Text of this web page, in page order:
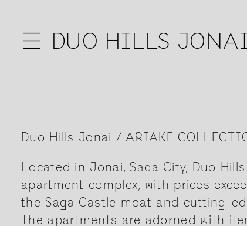
☰ DUO HILLS
Duo Hills Jonai / ARIAKE
Located in Jonai, Saga City, Duo
apartment complex, with prices
the Saga Castle moat and cutting-
The apartments are adorned with